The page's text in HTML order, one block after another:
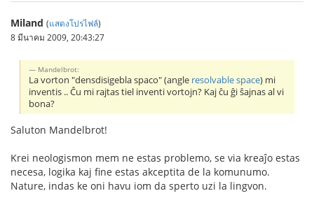
Miland (แสดงโปรไฟล์)
8 มีนาคม 2009, 20:43:27
Mandelbrot:
La vorton "densdisigebla spaco" (angle resolvable space) mi
inventis .. Ĉu mi rajtas tiel inventi vortojn? Kaj ĉu ĝi ŝajnas al vi
bona?
Saluton Mandelbrot!
Krei neologismon mem ne estas problemo, se via kreaĵo estas
necesa, logika kaj fine estas akceptita de la komunumo.
Nature, indas ke oni havu iom da sperto uzi la lingvon.